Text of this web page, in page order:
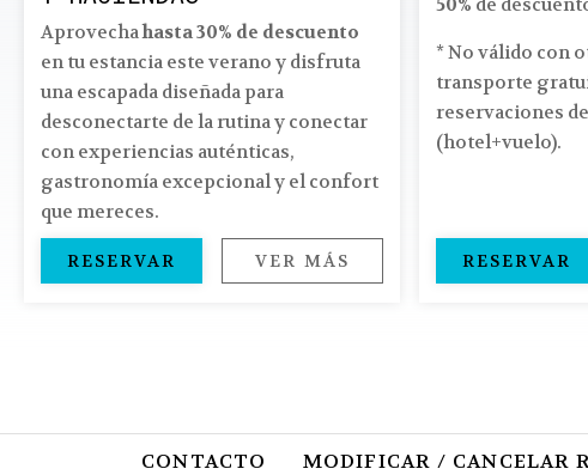
Aprovechahasta 30% de descuento
en tu estancia este verano y disfruta
una escapada diseñada para
desconectarte de la rutina y conectar
con experiencias auténticas,
gastronomía excepcional y el confort
que mereces.
RESERVAR VER MÁS
* No válido con
transporte
reservaciones
(hotel+vuelo).
RESERVAR
CONTACTO MODIFICAR / CANCELAR